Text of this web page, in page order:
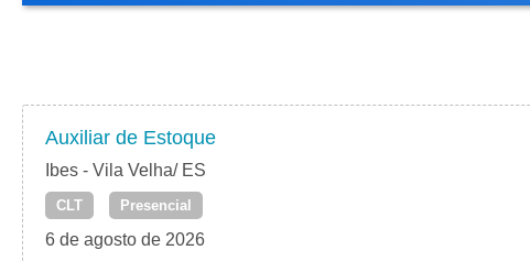
Auxiliar de Estoque
Ibes - Vila Velha/ ES
CLT Presencial
6 de agosto de 2026